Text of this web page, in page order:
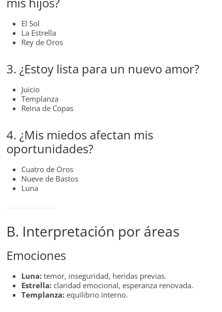
El Sol
La Estrella
Rey de Oros
3. ¿Estoy lista para un nuevo amor?
Juicio
Templanza
Reina de Copas
4. ¿Mis miedos afectan mis
oportunidades?
Cuatro de Oros
Nueve de Bastos
Luna
B. Interpretación por áreas
Emociones
Luna: temor, inseguridad, heridas previas.
Estrella: claridad emocional, esperanza renovada.
Templanza: equilibrio interno.